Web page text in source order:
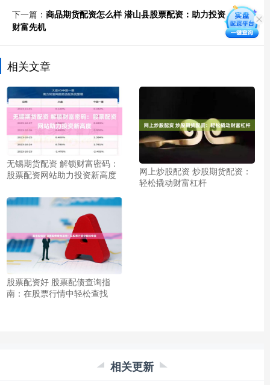
下一篇： 商品期货配资怎么样 潜山县股票配资：助力投资，把握
财富先机
相关文章
无锡期货配资 解锁财富密码：
股票配资网站助力投资新高度
网上炒股配资 炒股期货配资：
轻松撬动财富杠杆
股票配资好 股票配债查询指
南：在股票行情中轻松查找
相关更新